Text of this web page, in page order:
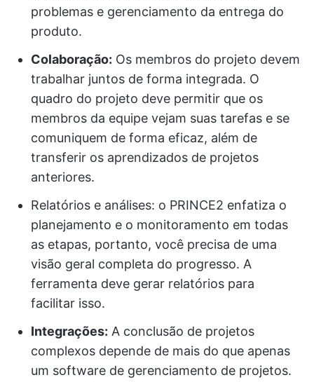
problemas e gerenciamento da entrega do
produto.
Colaboração: Os membros do projeto devem
trabalhar juntos de forma integrada. O
quadro do projeto deve permitir que os
membros da equipe vejam suas tarefas e se
comuniquem de forma eficaz, além de
transferir os aprendizados de projetos
anteriores.
Relatórios e análises: o PRINCE2 enfatiza o
planejamento e o monitoramento em todas
as etapas, portanto, você precisa de uma
visão geral completa do progresso. A
ferramenta deve gerar relatórios para
facilitar isso.
Integrações: A conclusão de projetos
complexos depende de mais do que apenas
um software de gerenciamento de projetos.